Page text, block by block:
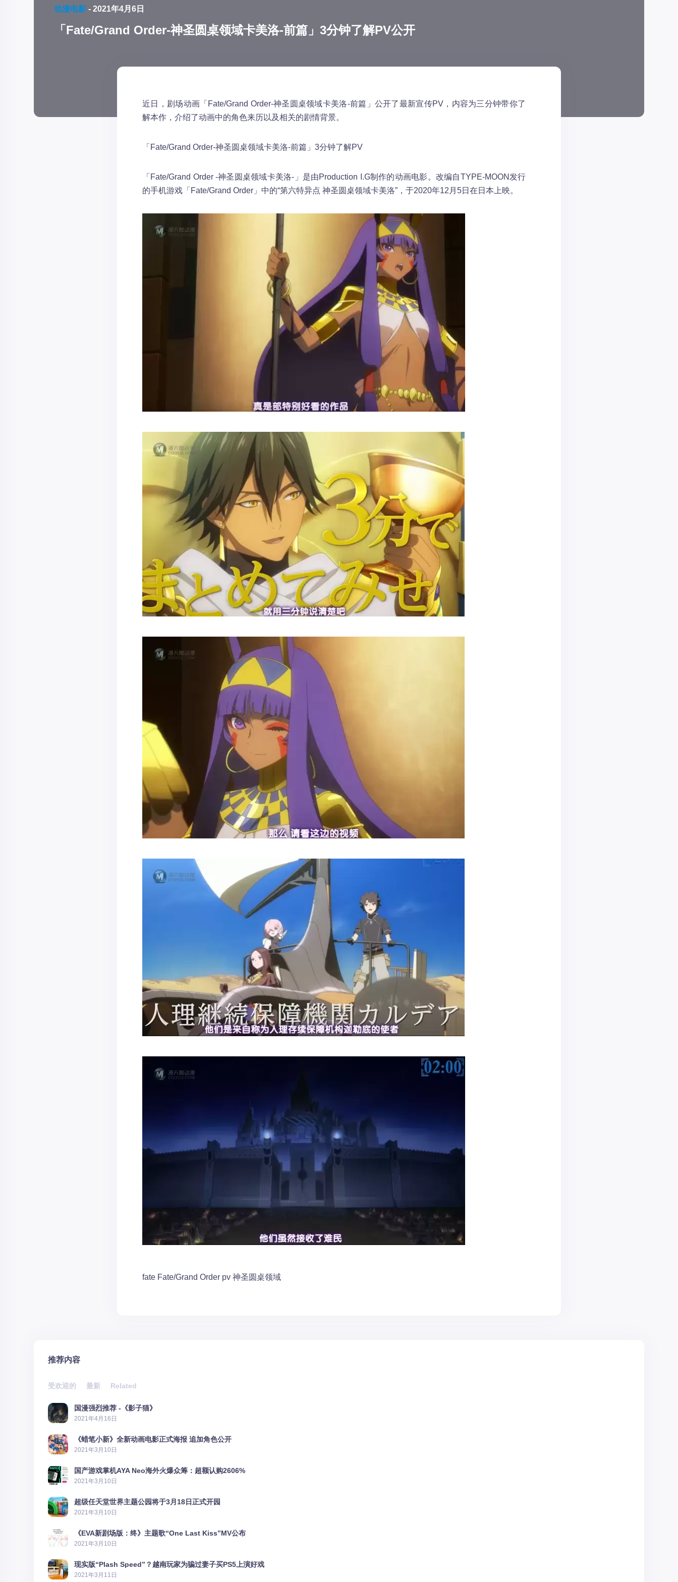
动漫电影 - 2021年4月6日
「Fate/Grand Order-神圣圆桌领域卡美洛-前篇」3分钟了解PV公开
近日，剧场动画「Fate/Grand Order-神圣圆桌领域卡美洛-前篇」公开了最新宣传PV，内容为三分钟带你了
解本作，介绍了动画中的角色来历以及相关的剧情背景。
「Fate/Grand Order-神圣圆桌领域卡美洛-前篇」3分钟了解PV
「Fate/Grand Order -神圣圆桌领域卡美洛-」是由Production I.G制作的动画电影。改编自TYPE-MOON发行
的手机游戏「Fate/Grand Order」中的“第六特异点 神圣圆桌领域卡美洛”，于2020年12月5日在日本上映。
fate Fate/Grand Order pv 神圣圆桌领域
推荐内容
受欢迎的 最新 Related
国漫强烈推荐 -《影子猫》
2021年4月16日
《蜡笔小新》全新动画电影正式海报 追加角色公开
2021年3月10日
国产游戏掌机AYA Neo海外火爆众筹：超额认购2606%
2021年3月10日
超级任天堂世界主题公园将于3月18日正式开园
2021年3月10日
《EVA新剧场版：终》主题歌“One Last Kiss”MV公布
2021年3月10日
现实版“Plash Speed”？越南玩家为骗过妻子买PS5上演好戏
2021年3月11日